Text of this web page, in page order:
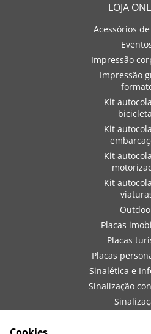
LOJA
Acessórios
Impressão
Impressão
Kit
Kit
Kit
Kit
Placas
Placas
Placas
Sinalética e
Sinalização